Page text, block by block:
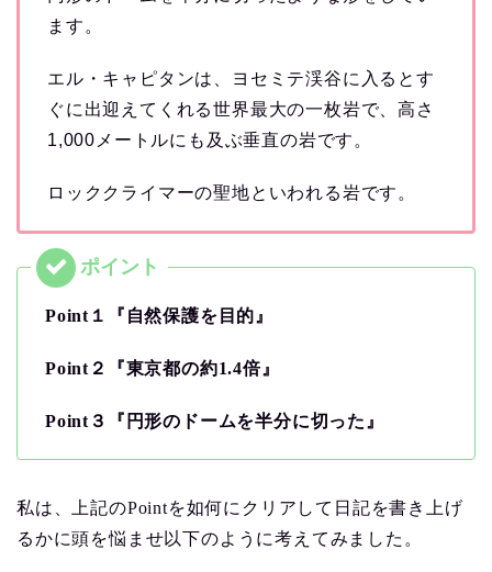
ます。
エル・キャピタンは、ヨセミテ渓谷に入るとす
ぐに出迎えてくれる世界最大の一枚岩で、高さ
1,000メートルにも及ぶ垂直の岩です。
ロッククライマーの聖地といわれる岩です。
Point１『自然保護を目的』
Point２『東京都の約1.4倍』
Point３『円形のドームを半分に切った』
私は、上記のPointを如何にクリアして日記を書き上げ
るかに頭を悩ませ以下のように考えてみました。